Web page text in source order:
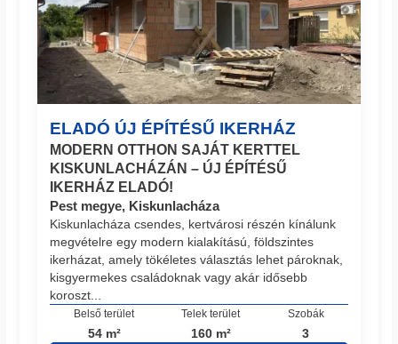
ELADÓ ÚJ ÉPÍTÉSŰ IKERHÁZ
MODERN OTTHON SAJÁT KERTTEL
KISKUNLACHÁZÁN – ÚJ ÉPÍTÉSŰ
IKERHÁZ ELADÓ!
Pest megye, Kiskunlacháza
Kiskunlacháza csendes, kertvárosi részén kínálunk
megvételre egy modern kialakítású, földszintes
ikerházat, amely tökéletes választás lehet pároknak,
kisgyermekes családoknak vagy akár idősebb
koroszt...
Belső terület
54 m²
Telek terület
160 m²
Szobák
3